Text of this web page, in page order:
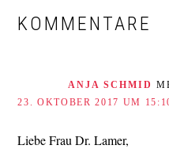
INTERAKTIONEN
KOMMENTARE
ANJA SCHMID
23. OKTOBER 2017 UM
Liebe Frau Dr. Lamer,